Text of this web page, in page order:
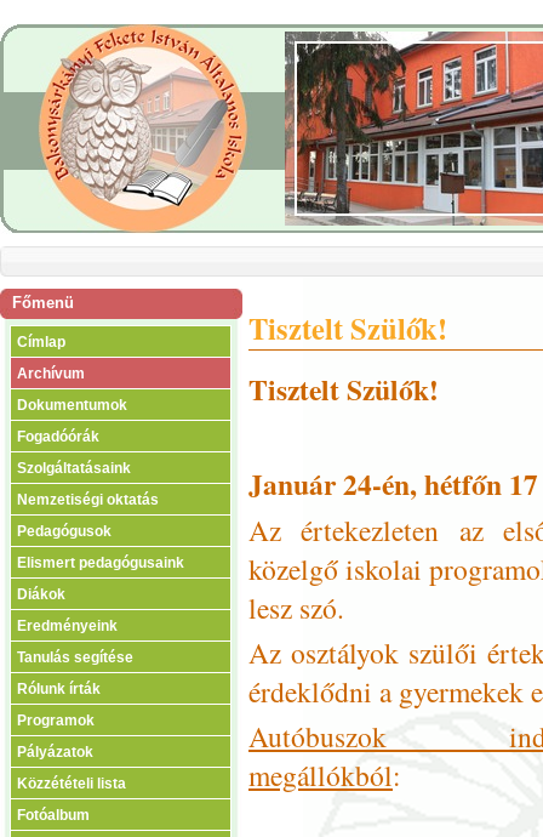
Főmenü
Címlap
Archívum
Dokumentumok
Fogadóórák
Szolgáltatásaink
Nemzetiségi oktatás
Pedagógusok
Elismert pedagógusaink
Diákok
Eredményeink
Tanulás segítése
Rólunk írták
Programok
Pályázatok
Közzétételi lista
Fotóalbum
Tisztelt Szülők!
Tisztelt Szülők!
Január 24-én, hétfőn
Az értekezleten az
közelgő iskolai
lesz szó.
Az osztályok szülői
érdeklődni a gyermekek
Autóbuszok
megállókból